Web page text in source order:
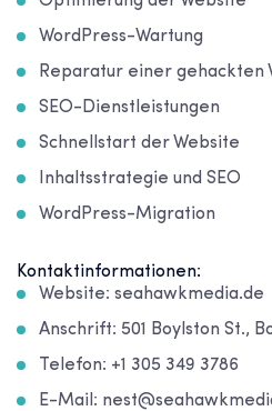
WordPress-Wartung
Reparatur einer gehackten
SEO-Dienstleistungen
Schnellstart der Website
Inhaltsstrategie und SEO
WordPress-Migration
Kontaktinformationen:
Website: seahawkmedia.de
Anschrift: 501 Boylston St.,
Telefon: +1 305 349 3786
E-Mail: